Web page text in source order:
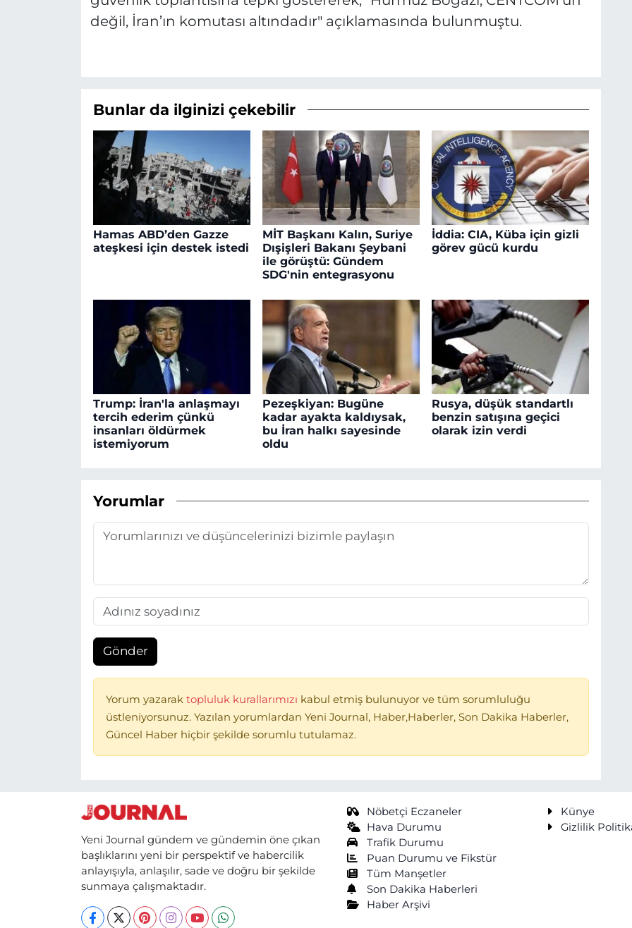
değil, İran’ın komutası altındadır" açıklamasında bulunmuştu.
Bunlar da ilginizi çekebilir
Hamas ABD’den Gazze
ateşkesi için destek istedi
MİT Başkanı Kalın, Suriye
Dışişleri Bakanı Şeybani
ile görüştü: Gündem
SDG'nin entegrasyonu
İddia: CIA, Küba için gizli
görev gücü kurdu
Trump: İran'la anlaşmayı
tercih ederim çünkü
insanları öldürmek
istemiyorum
Pezeşkiyan: Bugüne
kadar ayakta kaldıysak,
bu İran halkı sayesinde
oldu
Rusya, düşük standartlı
benzin satışına geçici
olarak izin verdi
Yorumlar
Gönder
Yorum yazarak topluluk kurallarımızı kabul etmiş bulunuyor ve tüm sorumluluğu
üstleniyorsunuz. Yazılan yorumlardan Yeni Journal, Haber,Haberler, Son Dakika Haberler,
Güncel Haber hiçbir şekilde sorumlu tutulamaz.
Yeni Journal gündem ve gündemin öne çıkan
başlıklarını yeni bir perspektif ve habercilik
anlayışıyla, anlaşılır, sade ve doğru bir şekilde
sunmaya çalışmaktadır.
Nöbetçi Eczaneler
Hava Durumu
Trafik Durumu
Puan Durumu ve Fikstür
Tüm Manşetler
Son Dakika Haberleri
Haber Arşivi
Künye
Gizlilik